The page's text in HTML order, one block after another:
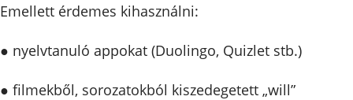
Emellett érdemes kihasználni:
● nyelvtanuló appokat (Duolingo, Quizlet stb.)
● filmekből, sorozatokból kiszedegetett „will”